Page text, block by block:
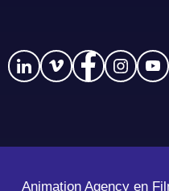
Animation Agencyen